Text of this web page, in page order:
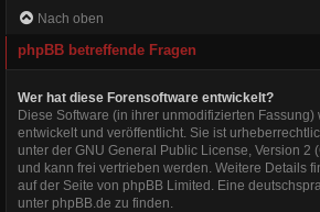
Nach oben
phpBB betreffende Fragen
Wer hat diese Forensoftware entwickelt?
Diese Software (in ihrer unmodifizierten Fassung)
entwickelt und veröffentlicht. Sie ist
unter der GNU General Public License, Version 2
und kann frei vertrieben werden. Weitere Details
auf der Seite von phpBB Limited. Eine
unter phpBB.de zu finden.